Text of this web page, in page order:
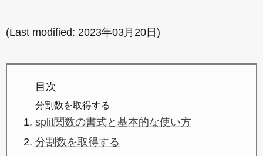
(Last modified: 2023年03月20日 )
目次
分割数を取得する
split関数の書式と基本的な使い方
分割数を取得する